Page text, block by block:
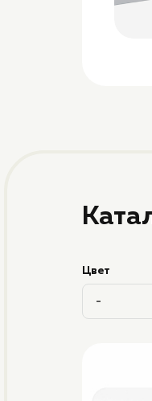
Цвет
-